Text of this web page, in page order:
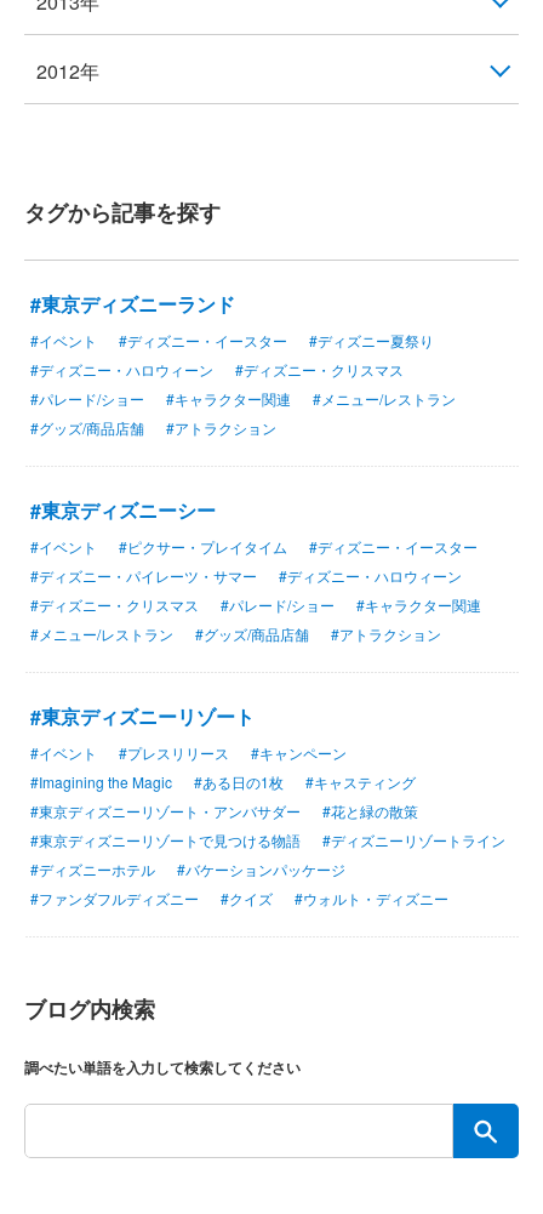
2012年
タグから記事を探す
#東京ディズニーランド
#イベント #ディズニー・イースター
#ディズニー夏祭り
#ディズニー・ハロウィーン
#ディズニー・クリスマス
#パレード/ショー
#キャラクター関連
#メニュー/レストラン
#グッズ/商品店舗
#アトラクション
#東京ディズニーシー
#イベント #ピクサー・プレイタイム
#ディズニー・イースター
#ディズニー・パイレーツ・サマー
#ディズニー・ハロウィーン
#ディズニー・クリスマス
#パレード/ショー
#キャラクター関連
#メニュー/レストラン
#グッズ/商品店舗 #アトラクション
#東京ディズニーリゾート
#イベント #プレスリリース
#キャンペーン
#Imagining the Magic
#ある日の1枚
#キャスティング
#東京ディズニーリゾート・アンバサダー
#花と緑の散策
#東京ディズニーリゾートで見つける物語
#ディズニーリゾートライン
#ディズニーホテル
#バケーションパッケージ
#ファンダフルディズニー
#クイズ #ウォルト・ディズニー
ブログ内検索
調べたい単語を入力して検索してください